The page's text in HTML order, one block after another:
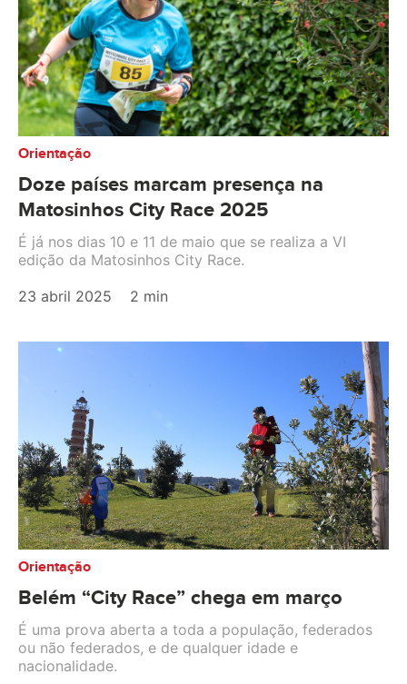
Orientação
Doze países marcam presença na
Matosinhos City Race 2025
É já nos dias 10 e 11 de maio que se realiza a VI
edição da Matosinhos City Race.
23 abril 2025
2 min
Orientação
Belém “City Race” chega em março
É uma prova aberta a toda a população, federados
ou não federados, e de qualquer idade e
nacionalidade.